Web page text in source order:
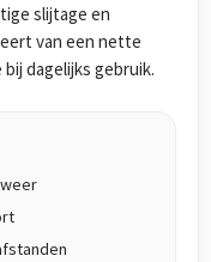
slijtage en
van een nette
dagelijks gebruik.